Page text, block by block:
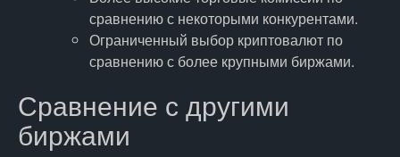
сравнению с некоторыми конкурентами.
Ограниченный выбор криптовалют по
сравнению с более крупными биржами.
Сравнение с другими
биржами